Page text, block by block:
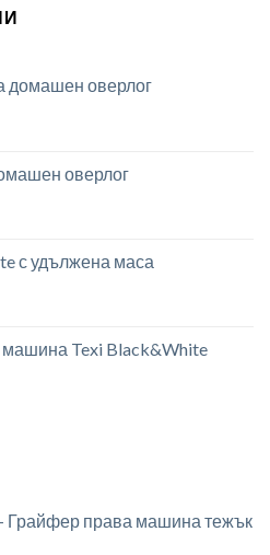
домашен оверлог
оверлог
с удължена маса
Texi Black&White
Грайфер права машина тежък